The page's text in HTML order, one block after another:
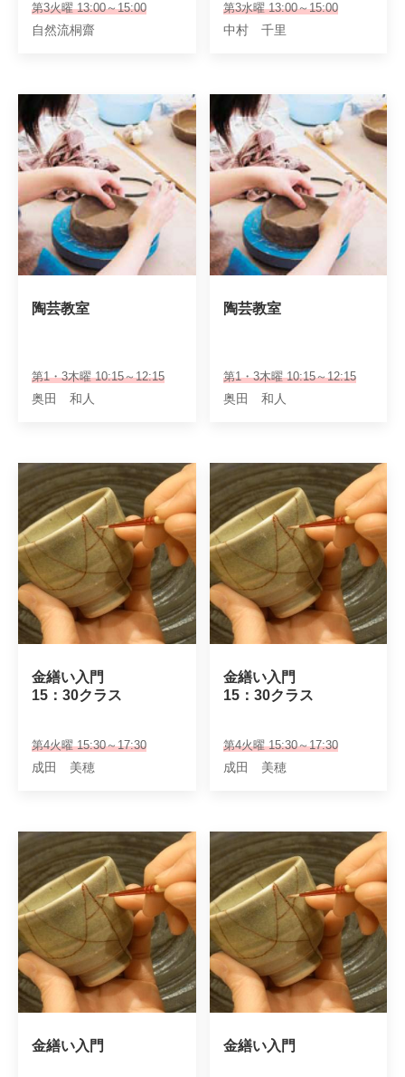
第3火曜 13:00～15:00
自然流桐齋
第3水曜 13:00～15:00
中村 千里
陶芸教室
第1・3木曜 10:15～12:15
奥田 和人
陶芸教室
第1・3木曜 10:15～12:15
奥田 和人
金繕い入門
15：30クラス
第4火曜 15:30～17:30
成田 美穂
金繕い入門
15：30クラス
第4火曜 15:30～17:30
成田 美穂
金繕い入門 金繕い入門